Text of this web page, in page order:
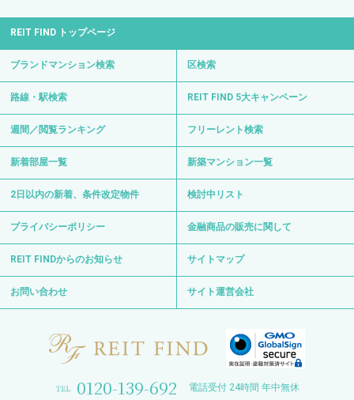
REIT FIND トップページ
ブランドマンション検索 区検索
路線・駅検索 REIT FIND 5大キャンペーン
週間／閲覧ランキング フリーレント検索
新着部屋一覧 新築マンション一覧
2日以内の新着、条件改定物件 検討中リスト
プライバシーポリシー 金融商品の販売に関して
REIT FINDからのお知らせ サイトマップ
お問い合わせ サイト運営会社
0120-139-692 電話受付 24時間 年中無休